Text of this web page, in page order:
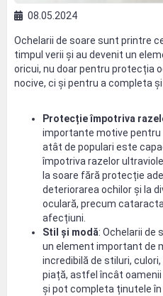
08.05.2024
Ochelarii de soare sunt printre
timpul verii și au devenit un
oricui, nu doar pentru protecția
nocive, ci și pentru a completa
Protecție împotriva
importante motive pentru
atât de populari este
împotriva razelor
la soare fără protecție
deteriorarea ochilor și la
oculară, precum
afecțiuni.
Stil și modă: Ochelarii de
un element important de
incredibilă de stiluri,
piață, astfel încât
și pot completa ținutele